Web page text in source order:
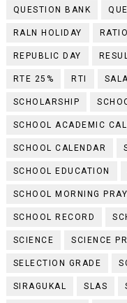
QUESTION BANK
RALN HOLIDAY RATIO
REPUBLIC DAY
RTE 25% RTI
SCHOLARSHIP
SCHOOL ACADEMIC
SCHOOL CALENDAR
SCHOOL EDUCATION
SCHOOL MORNING
SCHOOL RECORD
SCIENCE SCIENCE
SELECTION GRADE
SIRAGUKAL SLAS